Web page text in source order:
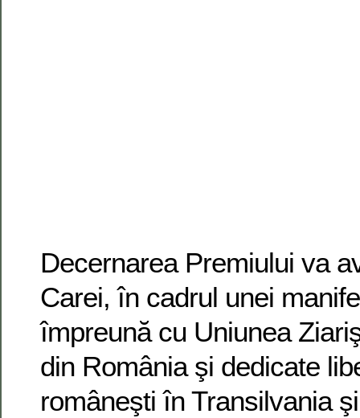
Decernarea Premiului va
Carei, în cadrul unei
împreună cu Uniunea
din România şi dedicate
româneşti în Transilvania